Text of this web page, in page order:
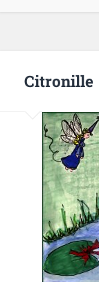
Citronille